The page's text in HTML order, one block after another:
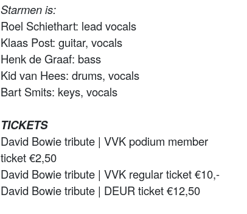
Starmen is:
Roel Schiethart: lead vocals
Klaas Post: guitar, vocals
Henk de Graaf: bass
Kid van Hees: drums, vocals
Bart Smits: keys, vocals
TICKETS
David Bowie tribute | VVK podium member
ticket €2,50
David Bowie tribute | VVK regular ticket €10,-
David Bowie tribute | DEUR ticket €12,50